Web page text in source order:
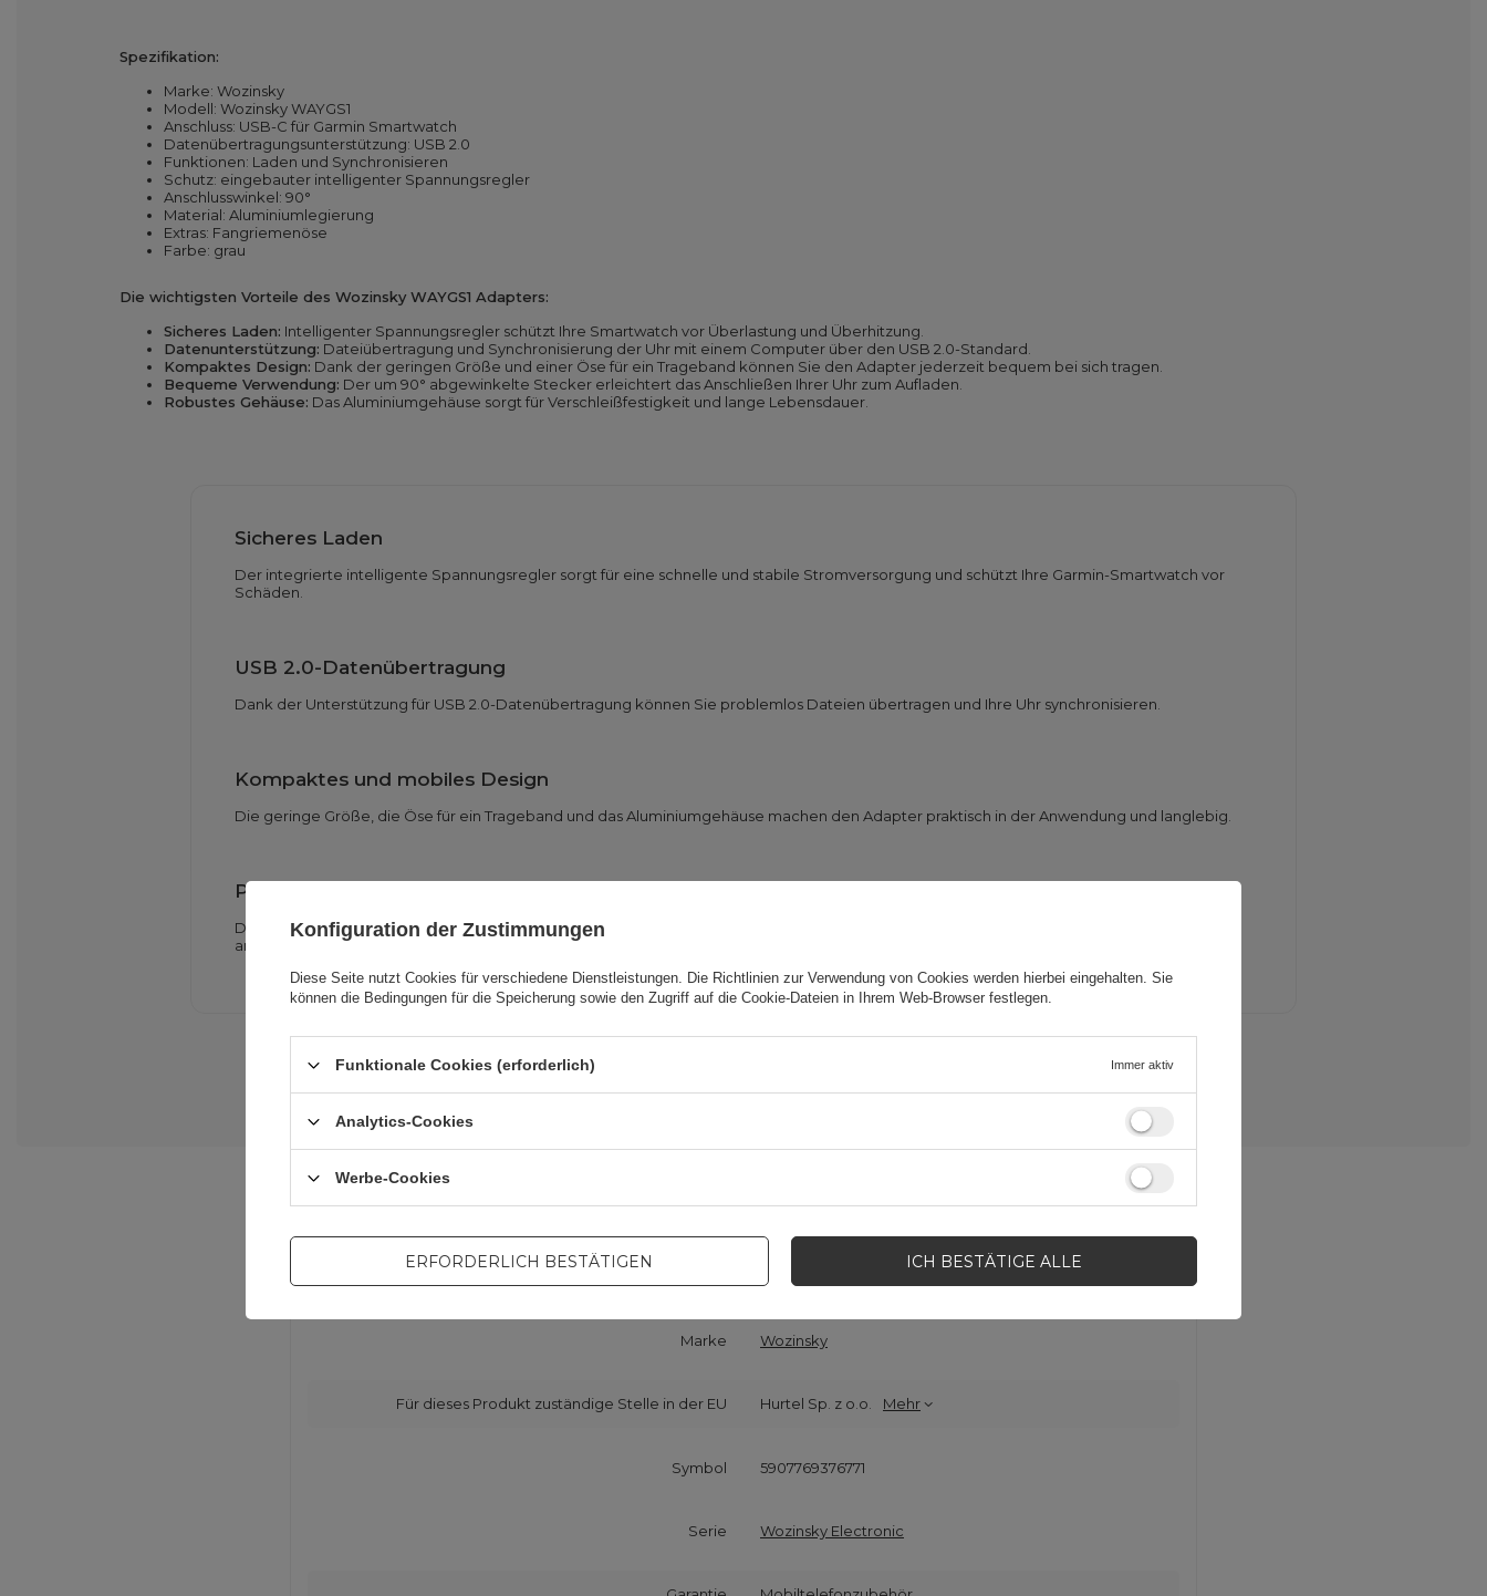
Spezifikation:
Marke: Wozinsky
Modell: Wozinsky WAYGS1
Anschluss: USB-C für Garmin Smartwatch
Datenübertragungsunterstützung: USB 2.0
Funktionen: Laden und Synchronisieren
Schutz: eingebauter intelligenter Spannungsregler
Anschlusswinkel: 90°
Material: Aluminiumlegierung
Extras: Fangriemenöse
Farbe: grau
Die wichtigsten Vorteile des Wozinsky WAYGS1 Adapters:
Sicheres Laden: Intelligenter Spannungsregler schützt Ihre Smartwatch vor Überlastung und Überhitzung.
Datenunterstützung: Dateiübertragung und Synchronisierung der Uhr mit einem Computer über den USB 2.0-Standard.
Kompaktes Design: Dank der geringen Größe und einer Öse für ein Trageband können Sie den Adapter jederzeit bequem bei sich tragen.
Bequeme Verwendung: Der um 90° abgewinkelte Stecker erleichtert das Anschließen Ihrer Uhr zum Aufladen.
Robustes Gehäuse: Das Aluminiumgehäuse sorgt für Verschleißfestigkeit und lange Lebensdauer.
Sicheres Laden
Der integrierte intelligente Spannungsregler sorgt für eine schnelle und stabile Stromversorgung und schützt Ihre Garmin-Smartwatch vor
Schäden.
USB 2.0-Datenübertragung
Dank der Unterstützung für USB 2.0-Datenübertragung können Sie problemlos Dateien übertragen und Ihre Uhr synchronisieren.
Kompaktes und mobiles Design
Die geringe Größe, die Öse für ein Trageband und das Aluminiumgehäuse machen den Adapter praktisch in der Anwendung und langlebig.
Praktischer 90°-Anschluss
Die Halterung mit abgewinkeltem Stecker ermöglicht Ihnen, die Uhr auch unter schwierigsten Bedingungen problemlos zum Laden
anzuschließen.
Marke Wozinsky
Für dieses Produkt zuständige Stelle in der EU Hurtel Sp. z o.o. Mehr
Symbol 5907769376771
Serie Wozinsky Electronic
Konfiguration der Zustimmungen
Diese Seite nutzt Cookies für verschiedene Dienstleistungen. Die Richtlinien zur Verwendung von Cookies werden hierbei eingehalten. Sie
können die Bedingungen für die Speicherung sowie den Zugriff auf die Cookie-Dateien in Ihrem Web-Browser festlegen.
Funktionale Cookies (erforderlich) Immer aktiv
Analytics-Cookies
Werbe-Cookies
ERFORDERLICH BESTÄTIGEN ICH BESTÄTIGE ALLE